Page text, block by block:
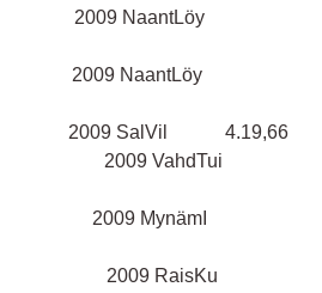
2009 NaantLöy
2009 NaantLöy
2009 SalVil 4.19,66
2009 VahdTui
2009 MynämI
2009 RaisKu